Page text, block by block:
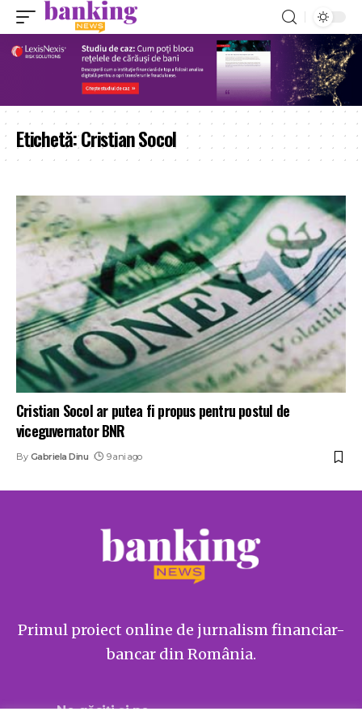
Etichetă:Cristian Socol
Cristian Socol ar putea fi propus pentru postul de
viceguvernator BNR
By Gabriela Dinu 9 ani ago
Primul proiect online de jurnalism financiar-
bancar din România.
Ne găsiți și pe